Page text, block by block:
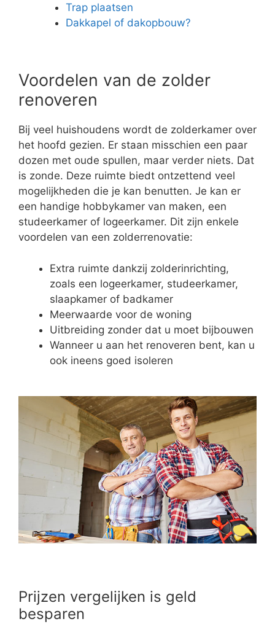
Trap plaatsen
Dakkapel of dakopbouw?
Voordelen van de zolder
renoveren
Bij veel huishoudens wordt de zolderkamer over
het hoofd gezien. Er staan misschien een paar
dozen met oude spullen, maar verder niets. Dat
is zonde. Deze ruimte biedt ontzettend veel
mogelijkheden die je kan benutten. Je kan er
een handige hobbykamer van maken, een
studeerkamer of logeerkamer. Dit zijn enkele
voordelen van een zolderrenovatie:
Extra ruimte dankzij zolderinrichting,
zoals een logeerkamer, studeerkamer,
slaapkamer of badkamer
Meerwaarde voor de woning
Uitbreiding zonder dat u moet bijbouwen
Wanneer u aan het renoveren bent, kan u
ook ineens goed isoleren
Prijzen vergelijken is geld
besparen